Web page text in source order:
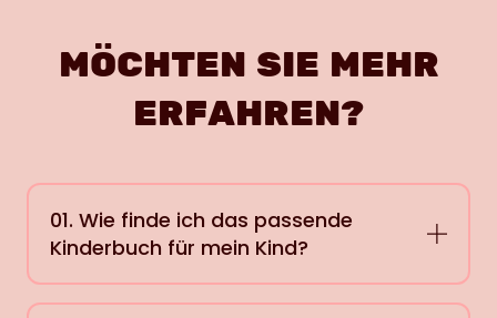
MÖCHTEN SIE MEHR
ERFAHREN?
01. Wie finde ich das passende
Kinderbuch für mein Kind?